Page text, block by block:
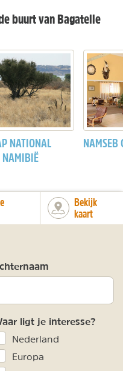
buurt van Bagatelle
NATIONAL
NAMIBIË
NAMSEB
Bekijk
kaart
ligt je interesse?
Nederland
Europa